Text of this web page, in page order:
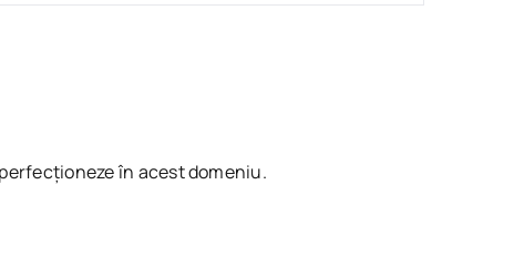
în acest domeniu.